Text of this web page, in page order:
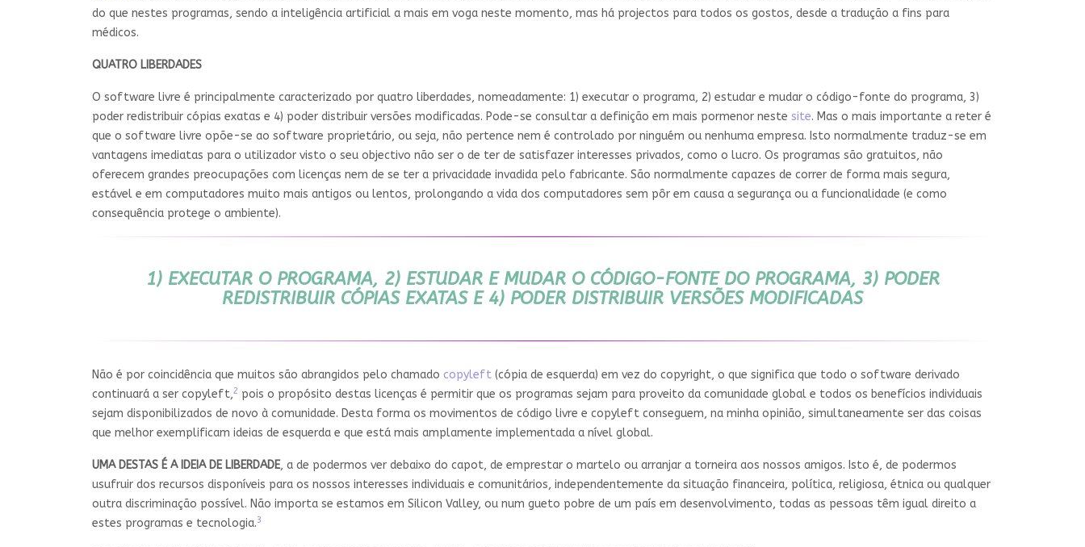
do que nestes programas, sendo a inteligência artificial a mais em voga neste momento, mas há projectos para todos os gostos, desde a tradução a fins para
médicos.
QUATRO LIBERDADES
O software livre é principalmente caracterizado por quatro liberdades, nomeadamente: 1) executar o programa, 2) estudar e mudar o código-fonte do programa, 3)
poder redistribuir cópias exatas e 4) poder distribuir versões modificadas. Pode-se consultar a definição em mais pormenor neste site. Mas o mais importante a reter é
que o software livre opõe-se ao software proprietário, ou seja, não pertence nem é controlado por ninguém ou nenhuma empresa. Isto normalmente traduz-se em
vantagens imediatas para o utilizador visto o seu objectivo não ser o de ter de satisfazer interesses privados, como o lucro. Os programas são gratuitos, não
oferecem grandes preocupações com licenças nem de se ter a privacidade invadida pelo fabricante. São normalmente capazes de correr de forma mais segura,
estável e em computadores muito mais antigos ou lentos, prolongando a vida dos computadores sem pôr em causa a segurança ou a funcionalidade (e como
consequência protege o ambiente).
1) EXECUTAR O PROGRAMA, 2) ESTUDAR E MUDAR O CÓDIGO-FONTE DO PROGRAMA, 3) PODER
REDISTRIBUIR CÓPIAS EXATAS E 4) PODER DISTRIBUIR VERSÕES MODIFICADAS
Não é por coincidência que muitos são abrangidos pelo chamado copyleft (cópia de esquerda) em vez do copyright, o que significa que todo o software derivado
continuará a ser copyleft,2 pois o propósito destas licenças é permitir que os programas sejam para proveito da comunidade global e todos os benefícios individuais
sejam disponibilizados de novo à comunidade. Desta forma os movimentos de código livre e copyleft conseguem, na minha opinião, simultaneamente ser das coisas
que melhor exemplificam ideias de esquerda e que está mais amplamente implementada a nível global.
UMA DESTAS É A IDEIA DE LIBERDADE, a de podermos ver debaixo do capot, de emprestar o martelo ou arranjar a torneira aos nossos amigos. Isto é, de podermos
usufruir dos recursos disponíveis para os nossos interesses individuais e comunitários, independentemente da situação financeira, política, religiosa, étnica ou qualquer
outra discriminação possível. Não importa se estamos em Silicon Valley, ou num gueto pobre de um país em desenvolvimento, todas as pessoas têm igual direito a
estes programas e tecnologia.3